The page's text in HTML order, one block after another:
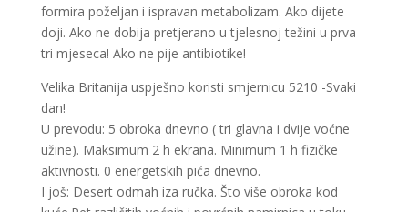
formira poželjan i ispravan metabolizam. Ako dijete
doji. Ako ne dobija pretjerano u tjelesnoj težini u prva
tri mjeseca! Ako ne pije antibiotike!
Velika Britanija uspješno koristi smjernicu 5210 -Svaki
dan!
U prevodu: 5 obroka dnevno ( tri glavna i dvije voćne
užine). Maksimum 2 h ekrana. Minimum 1 h fizičke
aktivnosti. 0 energetskih pića dnevno.
I još: Desert odmah iza ručka. Što više obroka kod